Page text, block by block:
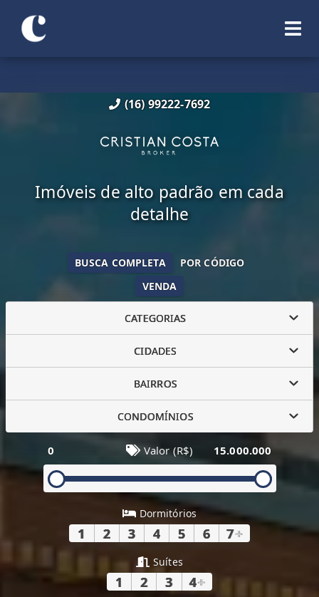
(16) 99222-7692
Imóveis de alto padrão em cada
detalhe
VENDA
BUSCA COMPLETA POR CÓDIGO
CATEGORIAS
CIDADES
BAIRROS
CONDOMÍNIOS
0 Valor (R$) 15.000.000
Dormitórios
1 2 3 4 5 6 7+
Suítes
1 2 3 4+